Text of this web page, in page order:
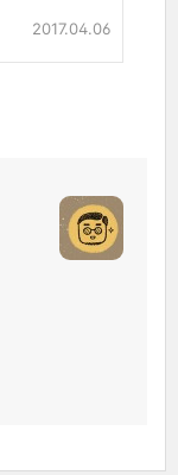
2017.04.06